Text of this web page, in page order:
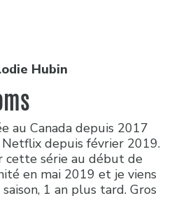
Hubin
au Canada depuis 2017
depuis février 2019.
cette série au début de
en mai 2019 et je viens
1 an plus tard. Gros